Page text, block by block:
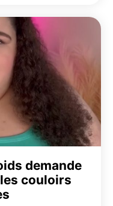
demande
couloirs